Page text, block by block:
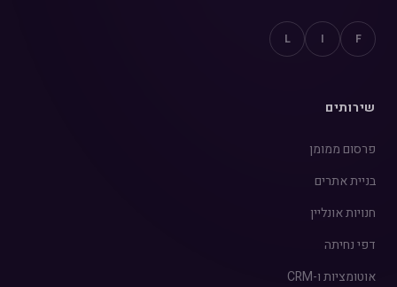
F
I
L
שירותים
פרסום ממומן
בניית אתרים
חנויות אונליין
דפי נחיתה
אוטומציות ו-CRM